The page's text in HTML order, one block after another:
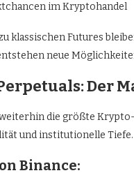
im Kryptohandel
klassischen Futures
neue
Der
die größte
und institutionelle Tiefe.
Binance: